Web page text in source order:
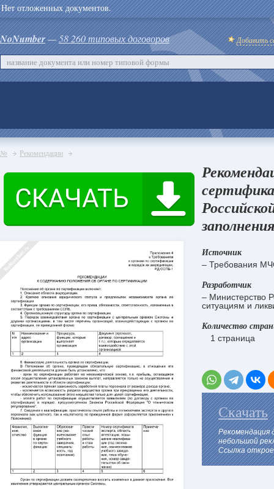
Нет отложенных документов.
NoNumber—58 260 типовых договоров Добавить
№ Рекомендации
Источник
– Требования
Разработчик
– Министерство
ситуациям и
Количество
1 страница
Скачать
Рекомендация
небольшой
Ссылка